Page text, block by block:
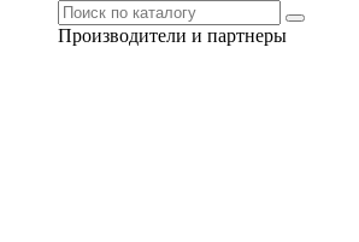
Производители и партнеры